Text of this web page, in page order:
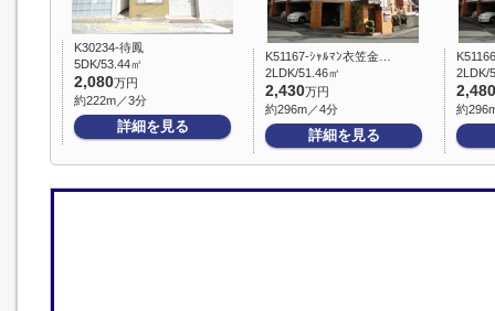
K30234-待鳳
5DK/53.44㎡
2,080万円
約222m／3分
詳細を見る
K51167-ｼｬﾙﾏﾝ衣笠金…
2LDK/51.46㎡
2,430万円
約296m／4分
詳細を見る
2LDK/
2,480
約